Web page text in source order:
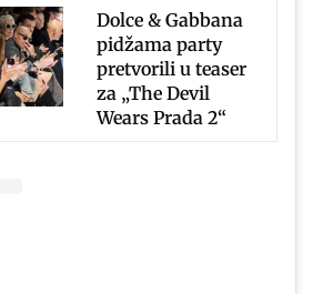
Dolce & Gabbana
pidžama party
pretvorili u teaser
za „The Devil
Wears Prada 2“